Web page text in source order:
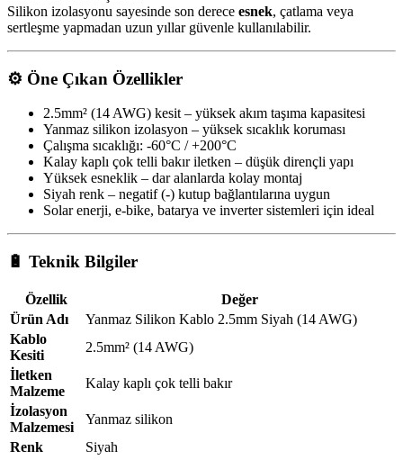
Silikon izolasyonu sayesinde son derece esnek, çatlama veya
sertleşme yapmadan uzun yıllar güvenle kullanılabilir.
⚙️ Öne Çıkan Özellikler
2.5mm² (14 AWG) kesit – yüksek akım taşıma kapasitesi
Yanmaz silikon izolasyon – yüksek sıcaklık koruması
Çalışma sıcaklığı: -60°C / +200°C
Kalay kaplı çok telli bakır iletken – düşük dirençli yapı
Yüksek esneklik – dar alanlarda kolay montaj
Siyah renk – negatif (-) kutup bağlantılarına uygun
Solar enerji, e-bike, batarya ve inverter sistemleri için ideal
🔋 Teknik Bilgiler
Özellik
Değer
Ürün Adı
Yanmaz Silikon Kablo 2.5mm Siyah (14 AWG)
Kablo
Kesiti
2.5mm² (14 AWG)
İletken
Malzeme
Kalay kaplı çok telli bakır
İzolasyon
Malzemesi
Yanmaz silikon
Renk
Siyah